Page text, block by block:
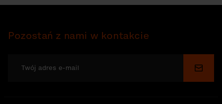
Pozostań z nami w kontakcie
Wyślij